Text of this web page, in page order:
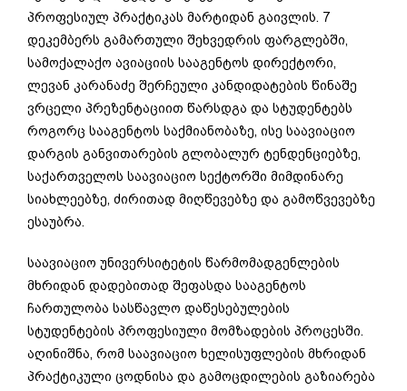
პროფესიულ პრაქტიკას მარტიდან გაივლის. 7
დეკემბერს გამართული შეხვედრის ფარგლებში,
სამოქალაქო ავიაციის სააგენტოს დირექტორი,
ლევან კარანაძე შერჩეული კანდიდატების წინაშე
ვრცელი პრეზენტაციით წარსდგა და სტუდენტებს
როგორც სააგენტოს საქმიანობაზე, ისე საავიაციო
დარგის განვითარების გლობალურ ტენდენციებზე,
საქართველოს საავიაციო სექტორში მიმდინარე
სიახლეებზე, ძირითად მიღწევებზე და გამოწვევებზე
ესაუბრა.
საავიაციო უნივერსიტეტის წარმომადგენლების
მხრიდან დადებითად შეფასდა სააგენტოს
ჩართულობა სასწავლო დაწესებულების
სტუდენტების პროფესიული მომზადების პროცესში.
აღინიშნა, რომ საავიაციო ხელისუფლების მხრიდან
პრაქტიკული ცოდნისა და გამოცდილების გაზიარება